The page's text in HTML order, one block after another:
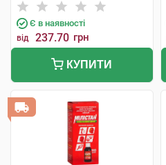
Є в наявності
від 237.70 грн
КУПИТИ